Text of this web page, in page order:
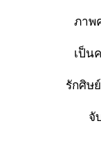
ภาพ
เป็น
รักศิษ
จั